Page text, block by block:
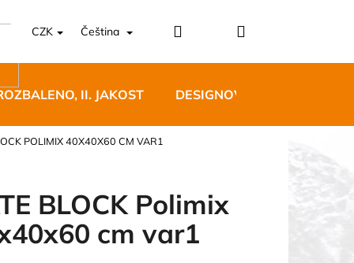
CZK Čeština PřihlášeníNákupní
II. JAKOST DESIGNOVÝ NÁBYTEK
POLIMIX 40X40X60 CM VAR1
BLOCK Polimix
cm var1
BĚŽECKÉ TRAILOVÉ